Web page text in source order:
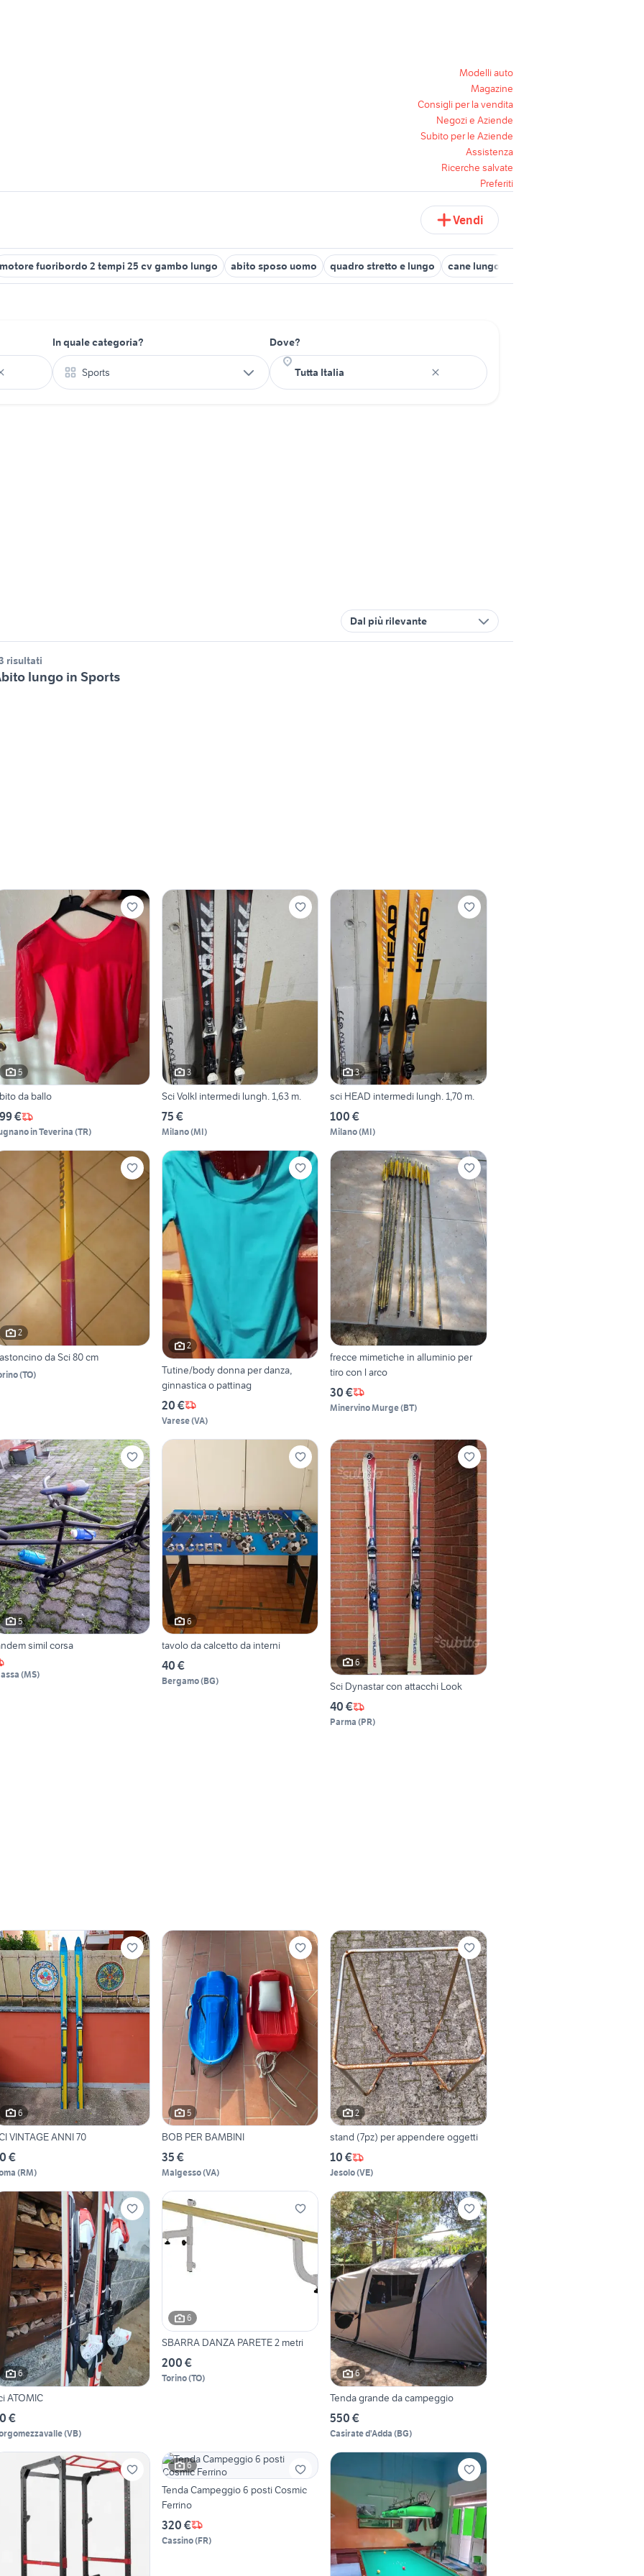
Modelli auto
Magazine
Consigli per la vendita
Negozi e Aziende
Subito per le Aziende
Assistenza
Ricerche salvate
Preferiti
Vendi
motore fuoribordo 2 tempi 25 cv gambo lungo abito sposo uomo quadro stretto e lungo cane lungo
In quale categoria?
Sports
Dove?
Dal più rilevante
risultati
lungo in Sports
5
da ballo
€
in Teverina (TR)
3
Sci Volkl intermedi lungh. 1,63 m.
75 €
Milano(MI)
3
sci HEAD intermedi lungh. 1,70 m.
100 €
Milano(MI)
2
da Sci 80 cm
(TO)
2
Tutine/body donna per danza,
ginnastica o pattinag
20 €
Varese(VA)
frecce mimetiche in alluminio per
tiro con l arco
30 €
Minervino Murge(BT)
5
simil corsa
(MS)
6
tavolo da calcetto da interni
40 €
Bergamo(BG)
6
Sci Dynastar con attacchi Look
40 €
Parma (PR)
6
VINTAGE ANNI 70
€
(RM)
5
BOB PER BAMBINI
35 €
Malgesso(VA)
2
stand (7pz) per appendere oggetti
10 €
Jesolo(VE)
6
ATOMIC
€
(VB)
6
SBARRA DANZA PARETE 2 metri
200 €
Torino(TO) 6
Tenda grande da campeggio
550 €
Casirate d'Adda (BG)
6
Tenda Campeggio 6 posti Cosmic
Ferrino
320 €
Cassino(FR)